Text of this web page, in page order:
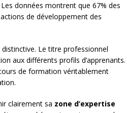
données montrent que 67% des
de développement des
Le titre professionnel
aux différents profils d’apprenants.
de formation véritablement
clairement sa zone d’expertise